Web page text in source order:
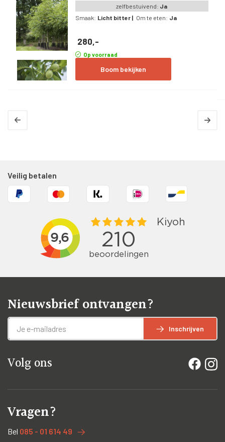
Om te eten:
Om te koken:
Nee
Stamomtrek:
11-14 cm
zelfbestuivend: Ja
Smaak: Licht bitter | Om te eten: Ja
280,-
Op voorraad
Boom bekijken
Veilig betalen
Nieuwsbrief ontvangen?
Inschrijven
Volg ons
Vragen?
Bel 085 - 01 614 49